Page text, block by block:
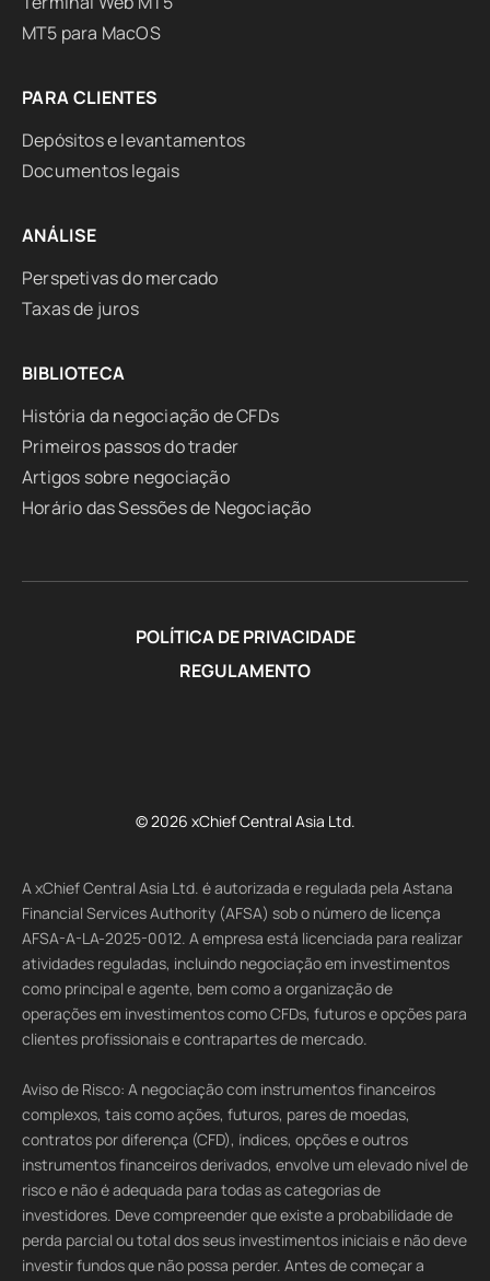
MT5 para MacOS
PARA CLIENTES
Depósitos e levantamentos
Documentos legais
ANÁLISE
Perspetivas do mercado
Taxas de juros
BIBLIOTECA
História da negociação de CFDs
Primeiros passos do trader
Artigos sobre negociação
Horário das Sessões de Negociação
POLÍTICA DE PRIVACIDADE
REGULAMENTO
© 2026 xChief Central Asia Ltd.
A xChief Central Asia Ltd. é autorizada e regulada pela Astana
Financial Services Authority (AFSA) sob o número de licença
AFSA-A-LA-2025-0012. A empresa está licenciada para realizar
atividades reguladas, incluindo negociação em investimentos
como principal e agente, bem como a organização de
operações em investimentos como CFDs, futuros e opções para
clientes profissionais e contrapartes de mercado.
Aviso de Risco: A negociação com instrumentos financeiros
complexos, tais como ações, futuros, pares de moedas,
contratos por diferença (CFD), índices, opções e outros
instrumentos financeiros derivados, envolve um elevado nível de
risco e não é adequada para todas as categorias de
investidores. Deve compreender que existe a probabilidade de
perda parcial ou total dos seus investimentos iniciais e não deve
investir fundos que não possa perder. Antes de começar a